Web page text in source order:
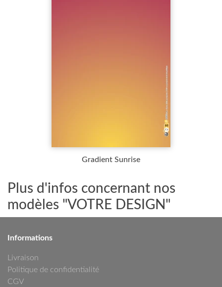
Gradient Sunrise
Plus d'infos concernant nos
modèles "VOTRE DESIGN"
Informations
Livraison
Politique de confidentialité
CGV